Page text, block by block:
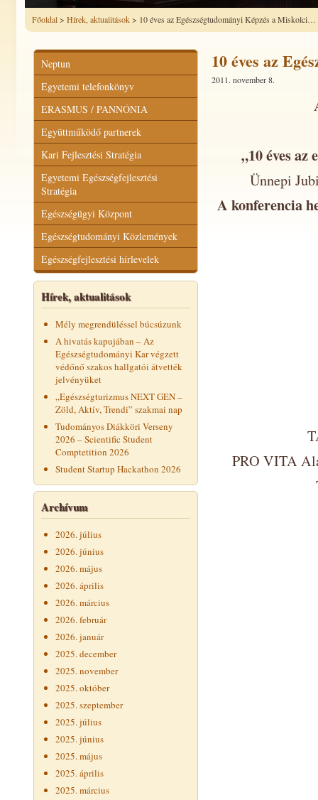
Főoldal> Hírek, aktualitások> 10 éves az Egészségtudományi Képzés a Miskolci…
Neptun
Egyetemi telefonkönyv
ERASMUS / PANNÓNIA
Együttműködő partnerek
Kari Fejlesztési Stratégia
Egyetemi Egészségfejlesztési
Stratégia
Egészségügyi Központ
Egészségtudományi Közlemények
Egészségfejlesztési hírlevelek
Hírek, aktualitások
Mély megrendüléssel búcsúzunk
A hivatás kapujában – Az
Egészségtudományi Kar végzett
védőnő szakos hallgatói átvették
jelvényüket
„Egészségturizmus NEXT GEN –
Zöld, Aktív, Trendi” szakmai nap
Tudományos Diákköri Verseny
2026 – Scientific Student
Comptetition 2026
Student Startup Hackathon 2026
Archívum
2026. július
2026. június
2026. május
2026. április
2026. március
2026. február
2026. január
2025. december
2025. november
2025. október
2025. szeptember
2025. július
2025. június
2025. május
2025. április
2025. március
10 éves az
2011. november 8.
„10 éves az
Ünnepi
A konferencia
PRO VITA